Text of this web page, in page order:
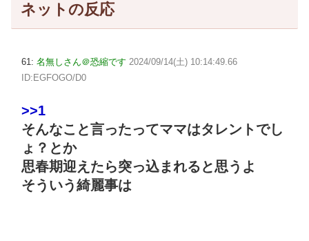
ネットの反応
61: 名無しさん＠恐縮です 2024/09/14(土) 10:14:49.66
ID:EGFOGO/D0
>>1
そんなこと言ったってママはタレントでし
ょ？とか
思春期迎えたら突っ込まれると思うよ
そういう綺麗事は